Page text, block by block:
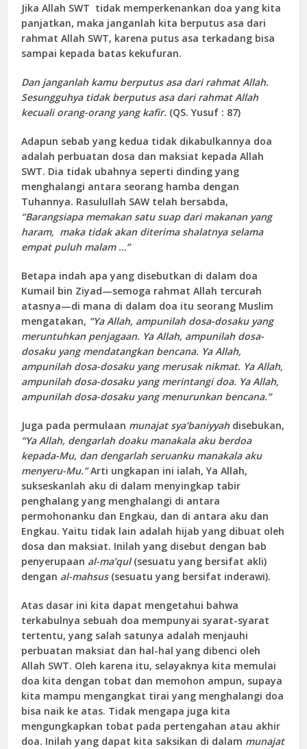
Jika Allah SWT tidak memperkenankan doa yang kita
panjatkan, maka janganlah kita berputus asa dari
rahmat Allah SWT, karena putus asa terkadang bisa
sampai kepada batas kekufuran.
Dan janganlah kamu berputus asa dari rahmat Allah.
Sesungguhya tidak berputus asa dari rahmat Allah
kecuali orang-orang yang kafir. (QS. Yusuf : 87)
Adapun sebab yang kedua tidak dikabulkannya doa
adalah perbuatan dosa dan maksiat kepada Allah
SWT. Dia tidak ubahnya seperti dinding yang
menghalangi antara seorang hamba dengan
Tuhannya. Rasulullah SAW telah bersabda,
“Barangsiapa memakan satu suap dari makanan yang
haram, maka tidak akan diterima shalatnya selama
empat puluh malam …”
Betapa indah apa yang disebutkan di dalam doa
Kumail bin Ziyad—semoga rahmat Allah tercurah
atasnya—di mana di dalam doa itu seorang Muslim
mengatakan, “Ya Allah, ampunilah dosa-dosaku yang
meruntuhkan penjagaan. Ya Allah, ampunilah dosa-
dosaku yang mendatangkan bencana. Ya Allah,
ampunilah dosa-dosaku yang merusak nikmat. Ya Allah,
ampunilah dosa-dosaku yang merintangi doa. Ya Allah,
ampunilah dosa-dosaku yang menurunkan bencana.”
Juga pada permulaan munajat sya’baniyyah disebukan,
“Ya Allah, dengarlah doaku manakala aku berdoa
kepada-Mu, dan dengarlah seruanku manakala aku
menyeru-Mu.”Arti ungkapan ini ialah, Ya Allah,
sukseskanlah aku di dalam menyingkap tabir
penghalang yang menghalangi di antara
permohonanku dan Engkau, dan di antara aku dan
Engkau. Yaitu tidak lain adalah hijab yang dibuat oleh
dosa dan maksiat. Inilah yang disebut dengan bab
penyerupaan al-ma’qul(sesuatu yang bersifat akli)
dengan al-mahsus(sesuatu yang bersifat inderawi).
Atas dasar ini kita dapat mengetahui bahwa
terkabulnya sebuah doa mempunyai syarat-syarat
tertentu, yang salah satunya adalah menjauhi
perbuatan maksiat dan hal-hal yang dibenci oleh
Allah SWT. Oleh karena itu, selayaknya kita memulai
doa kita dengan tobat dan memohon ampun, supaya
kita mampu mengangkat tirai yang menghalangi doa
bisa naik ke atas. Tidak mengapa juga kita
mengungkapkan tobat pada pertengahan atau akhir
doa. Inilah yang dapat kita saksikan di dalam munajat